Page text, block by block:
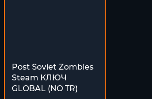
Post Soviet Zombies
Steam КЛЮЧ
GLOBAL (NO TR)